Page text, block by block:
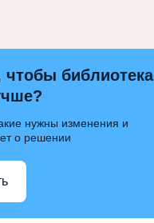
чтобы библиотека
нужны изменения и
о решении